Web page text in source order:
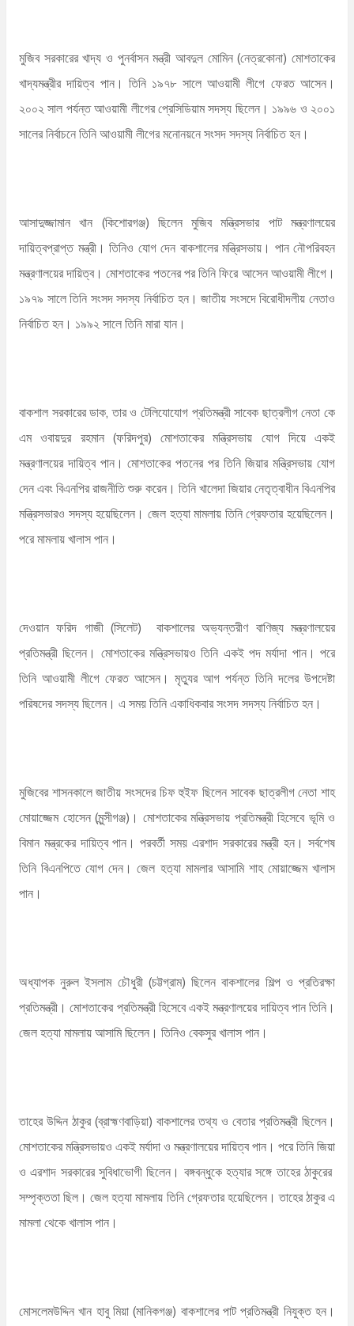
মুজিব সরকারের খাদ্য ও পুনর্বাসন মন্ত্রী আবদুল মোমিন (নেত্রকোনা) মোশতাকের
খাদ্যমন্ত্রীর দায়িত্ব পান। তিনি ১৯৭৮ সালে আওয়ামী লীগে ফেরত আসেন।
২০০২ সাল পর্যন্ত আওয়ামী লীগের প্রেসিডিয়াম সদস্য ছিলেন। ১৯৯৬ ও ২০০১
সালের নির্বাচনে তিনি আওয়ামী লীগের মনোনয়নে সংসদ সদস্য নির্বাচিত হন।
আসাদুজ্জামান খান (কিশোরগঞ্জ) ছিলেন মুজিব মন্ত্রিসভার পাট মন্ত্রণালয়ের
দায়িত্বপ্রাপ্ত মন্ত্রী। তিনিও যোগ দেন বাকশালের মন্ত্রিসভায়। পান নৌপরিবহন
মন্ত্রণালয়ের দায়িত্ব। মোশতাকের পতনের পর তিনি ফিরে আসেন আওয়ামী লীগে।
১৯৭৯ সালে তিনি সংসদ সদস্য নির্বাচিত হন। জাতীয় সংসদে বিরোধীদলীয় নেতাও
নির্বাচিত হন। ১৯৯২ সালে তিনি মারা যান।
বাকশাল সরকারের ডাক, তার ও টেলিযোযোগ প্রতিমন্ত্রী সাবেক ছাত্রলীগ নেতা কে
এম ওবায়দুর রহমান (ফরিদপুর) মোশতাকের মন্ত্রিসভায় যোগ দিয়ে একই
মন্ত্রণালয়ের দায়িত্ব পান। মোশতাকের পতনের পর তিনি জিয়ার মন্ত্রিসভায় যোগ
দেন এবং বিএনপির রাজনীতি শুরু করেন। তিনি খালেদা জিয়ার নেতৃত্বাধীন বিএনপির
মন্ত্রিসভারও সদস্য হয়েছিলেন। জেল হত্যা মামলায় তিনি গ্রেফতার হয়েছিলেন।
পরে মামলায় খালাস পান।
দেওয়ান ফরিদ গাজী (সিলেট) বাকশালের অভ্যন্তরীণ বাণিজ্য মন্ত্রণালয়ের
প্রতিমন্ত্রী ছিলেন। মোশতাকের মন্ত্রিসভায়ও তিনি একই পদ মর্যাদা পান। পরে
তিনি আওয়ামী লীগে ফেরত আসেন। মৃত্যুর আগ পর্যন্ত তিনি দলের উপদেষ্টা
পরিষদের সদস্য ছিলেন। এ সময় তিনি একাধিকবার সংসদ সদস্য নির্বাচিত হন।
মুজিবের শাসনকালে জাতীয় সংসদের চিফ হুইফ ছিলেন সাবেক ছাত্রলীগ নেতা শাহ
মোয়াজ্জেম হোসেন (মুন্সীগঞ্জ)। মোশতাকের মন্ত্রিসভায় প্রতিমন্ত্রী হিসেবে ভূমি ও
বিমান মন্ত্রকের দায়িত্ব পান। পরবর্তী সময় এরশাদ সরকারের মন্ত্রী হন। সর্বশেষ
তিনি বিএনপিতে যোগ দেন। জেল হত্যা মামলার আসামি শাহ মোয়াজ্জেম খালাস
পান।
অধ্যাপক নুরুল ইসলাম চৌধুরী (চট্টগ্রাম) ছিলেন বাকশালের শিল্প ও প্রতিরক্ষা
প্রতিমন্ত্রী। মোশতাকের প্রতিমন্ত্রী হিসেবে একই মন্ত্রণালয়ের দায়িত্ব পান তিনি।
জেল হত্যা মামলায় আসামি ছিলেন। তিনিও বেকসুর খালাস পান।
তাহের উদ্দিন ঠাকুর (ব্রাহ্মণবাড়িয়া) বাকশালের তথ্য ও বেতার প্রতিমন্ত্রী ছিলেন।
মোশতাকের মন্ত্রিসভায়ও একই মর্যাদা ও মন্ত্রণালয়ের দায়িত্ব পান। পরে তিনি জিয়া
ও এরশাদ সরকারের সুবিধাভোগী ছিলেন। বঙ্গবন্ধুকে হত্যার সঙ্গে তাহের ঠাকুরের
সম্পৃক্ততা ছিল। জেল হত্যা মামলায় তিনি গ্রেফতার হয়েছিলেন। তাহের ঠাকুর এ
মামলা থেকে খালাস পান।
মোসলেমউদ্দিন খান হাবু মিয়া (মানিকগঞ্জ) বাকশালের পাট প্রতিমন্ত্রী নিযুক্ত হন।